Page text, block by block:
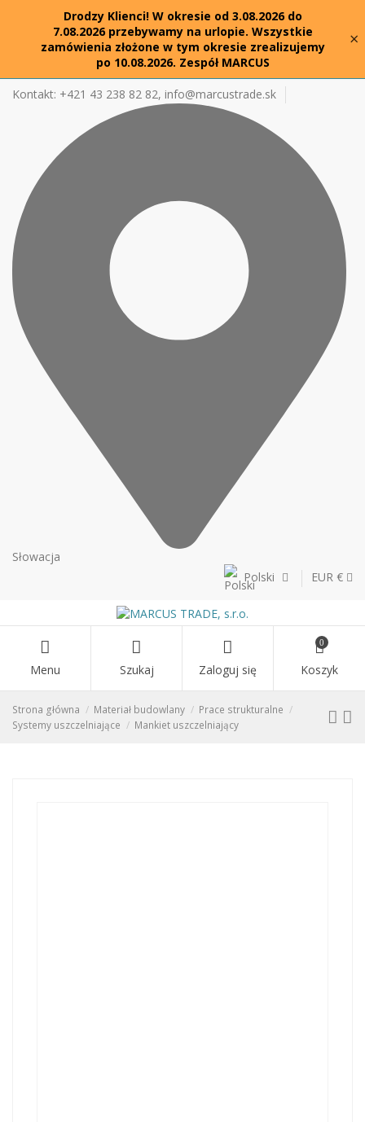
Drodzy Klienci! W okresie od 3.08.2026 do
7.08.2026 przebywamy na urlopie. Wszystkie
zamówienia złożone w tym okresie zrealizujemy
po 10.08.2026. Zespół MARCUS
×
Kontakt: +421 43 238 82 82, info@marcustrade.sk
Słowacja
Polski
EUR €
Menu Szukaj Zaloguj się
0
Koszyk
Strona główna Materiał budowlany
Prace strukturalne
Systemy uszczelniające
Mankiet uszczelniający